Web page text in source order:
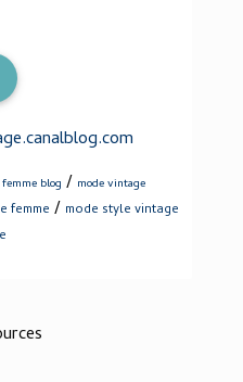
blog / mode vintage
femme / mode style vintage